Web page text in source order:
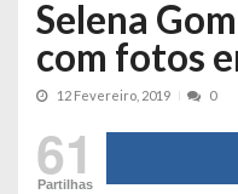
Selena
com fotos
12 Fevereiro, 2019 0
61
Partilhas